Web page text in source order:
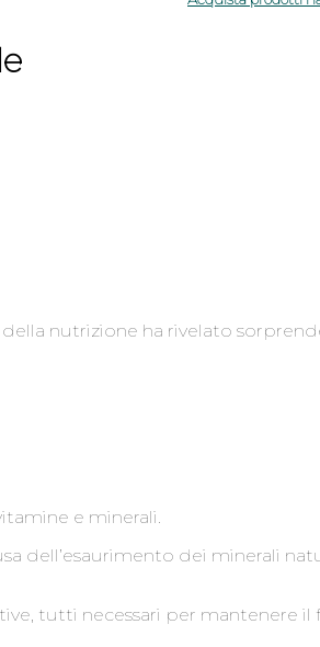
nutrizione ha rivelato
e minerali.
dell’esaurimento dei minerali
tutti necessari per mantenere il